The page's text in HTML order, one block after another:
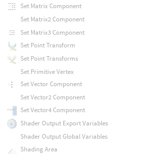
Set Matrix Component
Set Matrix2 Component
Set Matrix3 Component
Set Point Transform
Set Point Transforms
Set Primitive Vertex
Set Vector Component
Set Vector2 Component
Set Vector4 Component
Shader Output Export Variables
Shader Output Global Variables
Shading Area